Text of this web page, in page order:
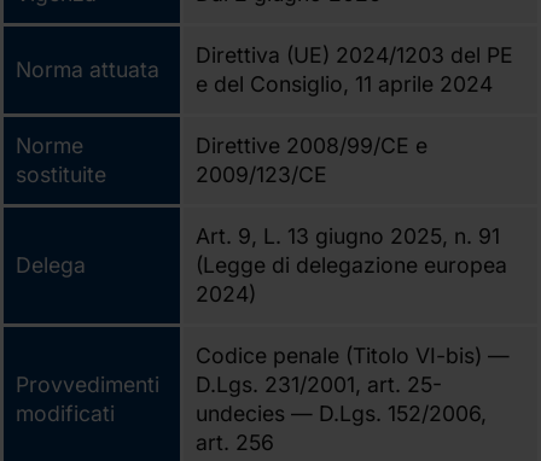
Norma attuata
Direttiva (UE) 2024/1203 del PE
e del Consiglio, 11 aprile 2024
Norme
sostituite
Direttive 2008/99/CE e
2009/123/CE
Delega
Art. 9, L. 13 giugno 2025, n. 91
(Legge di delegazione europea
2024)
Provvedimenti
modificati
Codice penale (Titolo VI-bis) —
D.Lgs. 231/2001, art. 25-
undecies — D.Lgs. 152/2006,
art. 256